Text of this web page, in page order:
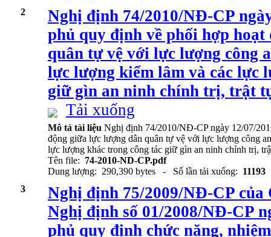
2
Nghị định 74/2010/NĐ-CP
phủ quy định về phối hợp
quân tự vệ với lực lượng công
lực lượng kiểm lâm và các lực
giữ gìn an ninh chính trị, trật
Tải xuống
Mô tả tài liệu Nghị định 74/2010/NĐ-CP ngày 12/07/
động giữa lực lượng dân quân tự vệ với lực lượng công
lực lượng khác trong công tác giữ gìn an ninh chính trị,
Tên file: 74-2010-ND-CP.pdf
Dung lượng: 290,390 bytes - Số lần tải xuống: 11193
3
Nghị định 75/2009/NĐ-CP
Nghị định số 01/2008/NĐ-CP
phủ quy định chức năng,